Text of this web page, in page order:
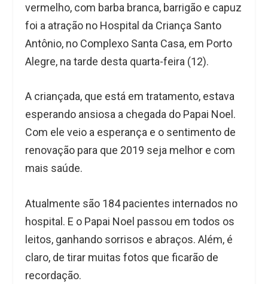
vermelho, com barba branca, barrigão e capuz
foi a atração no Hospital da Criança Santo
Antônio, no Complexo Santa Casa, em Porto
Alegre, na tarde desta quarta-feira (12).
A criançada, que está em tratamento, estava
esperando ansiosa a chegada do Papai Noel.
Com ele veio a esperança e o sentimento de
renovação para que 2019 seja melhor e com
mais saúde.
Atualmente são 184 pacientes internados no
hospital. E o Papai Noel passou em todos os
leitos, ganhando sorrisos e abraços. Além, é
claro, de tirar muitas fotos que ficarão de
recordação.